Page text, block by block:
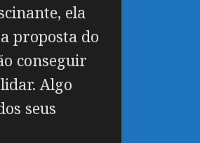
ela
proposta do
conseguir
Algo
seus